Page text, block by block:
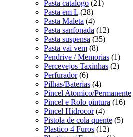
Pasta catalogo (21)
Pasta em L (28)
Pasta Maleta (4)
Pasta sanfonada (12)
Pasta suspensa (35)
Pasta vai vem (8)
Pendrive / Memorias (1)
Percevejos Taxinhas (2)
Perfurador (6)
Pilhas/Baterias (4)
Pincel Atomico/Permanente
Pincel e Rolo pintura (16)
Pincel Hidrocor (4)
Pistola de cola quente (5)
Plastico 4 Furos (12)